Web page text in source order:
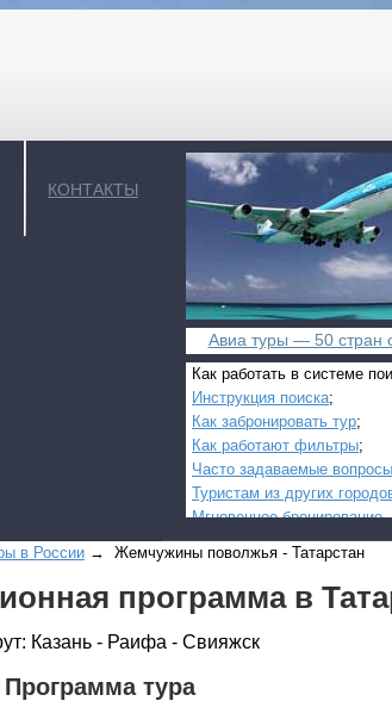
КОНТАКТЫ
Авиа туры — 50 стран
Как работать в системе
Инструкция поиска;
Как забронировать тур;
Как работают фильтры;
Часто задаваемые вопросы
Туристам из других
Мгновенное бронирование.
в России → Жемчужины поволжья - Татарстан
программа в
Казань - Раифа - Свияжск
Программа тура